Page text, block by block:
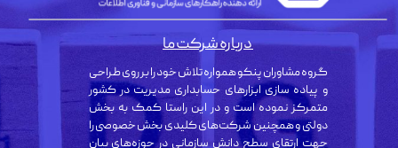
گروه مشاوران پنکو همواره تلاش خود را بر روی طراحی
و پیاده سازی ابزارهای حسابداری مدیریت در کشور
متمرکز نموده است و در این راستا کمک به بخش
دولتی و همچنین شرکت‌های کلیدی بخش خصوصی را
جهت ارتقای سطح دانش سازمانی در حوزه‌های بیان
درباره شرکت ما